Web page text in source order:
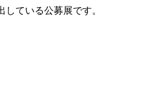
ている公募展です。